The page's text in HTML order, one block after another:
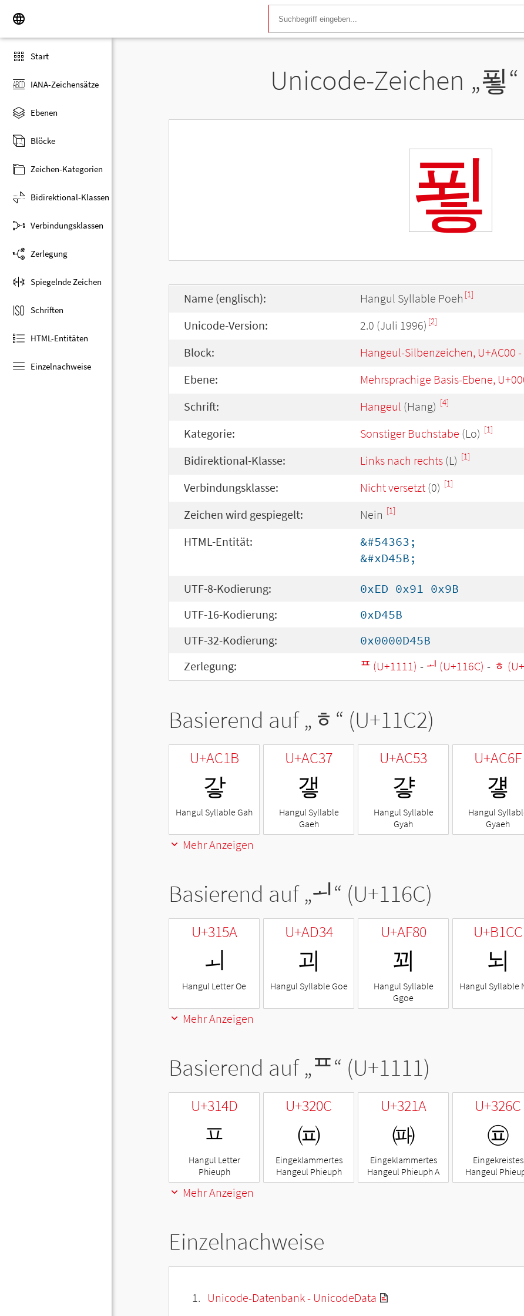
Start
IANA-Zeichensätze
Ebenen
Blöcke
Zeichen-Kategorien
Bidirektional-Klassen
Verbindungsklassen
Zerlegung
Spiegelnde Zeichen
Schriften
HTML-Entitäten
Einzelnachweise
Unicode-Zeichen „푛
푛
Name (englisch): Hangul Syllable Poeh [1]
Unicode-Version: 2.0 (Juli 1996) [2]
Block: Hangeul-Silbenzeichen, U+AC00 -
Ebene: Mehrsprachige Basis-Ebene,
Schrift: Hangeul (Hang) [4]
Kategorie: Sonstiger Buchstabe (Lo) [1]
Bidirektional-Klasse: Links nach rechts (L) [1]
Verbindungsklasse: Nicht versetzt (0) [1]
Zeichen wird gespiegelt: Nein [1]
HTML-Entität:
&#54363;
&#xD45B;
UTF-8-Kodierung:
0xED 0x91 0x9B
UTF-16-Kodierung:
0xD45B
UTF-32-Kodierung:
0x0000D45B
Zerlegung:
ᄑ (U+1111) - ᅬ (U+116C) - ᇂ
Basierend auf „ ᇂ “ (U+11C2)
U+AC1B
갛
Hangul Syllable Gah
U+AC37
갷
Hangul Syllable
Gaeh
U+AC53
걓
Hangul Syllable
Gyah
U+AC6F
걯
Hangul
Gyaeh
Mehr Anzeigen
Basierend auf „ᅬ“ (U+116C)
U+315A
ㅚ
Hangul Letter Oe
U+AD34
괴
Hangul Syllable Goe
U+AF80
꾀
Hangul Syllable
Ggoe
U+B1CC
뇌
Hangul Syllable
Mehr Anzeigen
Basierend auf „ᄑ“ (U+1111)
U+314D
ㅍ
Hangul Letter
Phieuph
U+320C
㈌
Eingeklammertes
Hangeul Phieuph
U+321A
㈚
Eingeklammertes
Hangeul Phieuph A
U+326C
㉬
Eingekreistes
Hangeul
Mehr Anzeigen
Einzelnachweise
Unicode-Datenbank - UnicodeData